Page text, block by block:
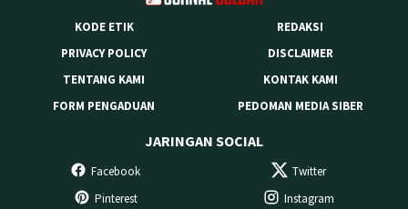
KODE ETIK
REDAKSI
PRIVACY POLICY
DISCLAIMER
TENTANG KAMI
KONTAK KAMI
FORM PENGADUAN
PEDOMAN MEDIA SIBER
JARINGAN SOCIAL
Facebook
Twitter
Pinterest
Instagram